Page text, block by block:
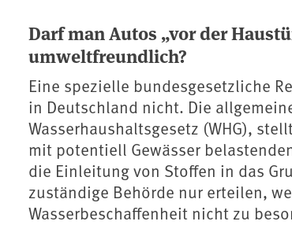
Darf man Autos „vor der
umweltfreundlich?
Eine spezielle bundesgesetzliche
in Deutschland nicht. Die
Wasserhaushaltsgesetz (WHG),
mit potentiell Gewässer
die Einleitung von Stoffen in das
zuständige Behörde nur erteilen,
Wasserbeschaffenheit nicht zu